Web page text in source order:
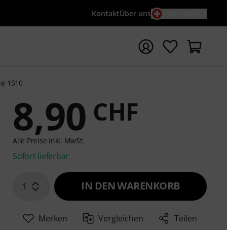
KontaktÜber uns
mit Suchwort {searchTerm} starten
1510
8,90 CHF
Alle Preise inkl. MwSt.
Sofort lieferbar
1 IN DEN WARENKORB
Merken Vergleichen Teilen